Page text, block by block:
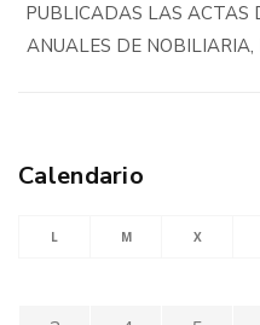
PUBLICADAS LAS ACTAS
ANUALES DE
Calendario
L M X